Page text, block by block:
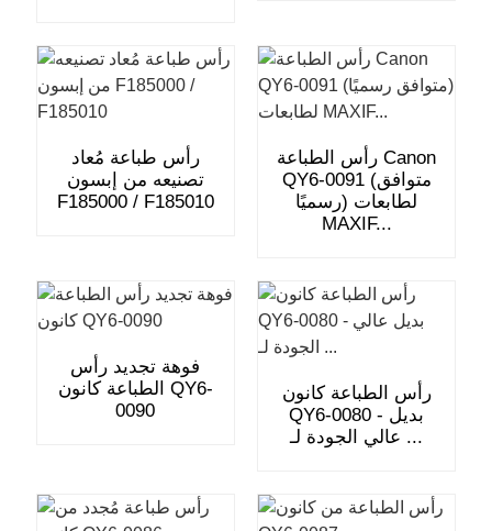
رأس طباعة مُعاد
تصنيعه من إبسون
F185000 / F185010
رأس الطباعة Canon
QY6-0091 (متوافق
رسميًا) لطابعات
MAXIF...
فوهة تجديد رأس
الطباعة كانون QY6-
0090
رأس الطباعة كانون
QY6-0080 - بديل
عالي الجودة لـ ...